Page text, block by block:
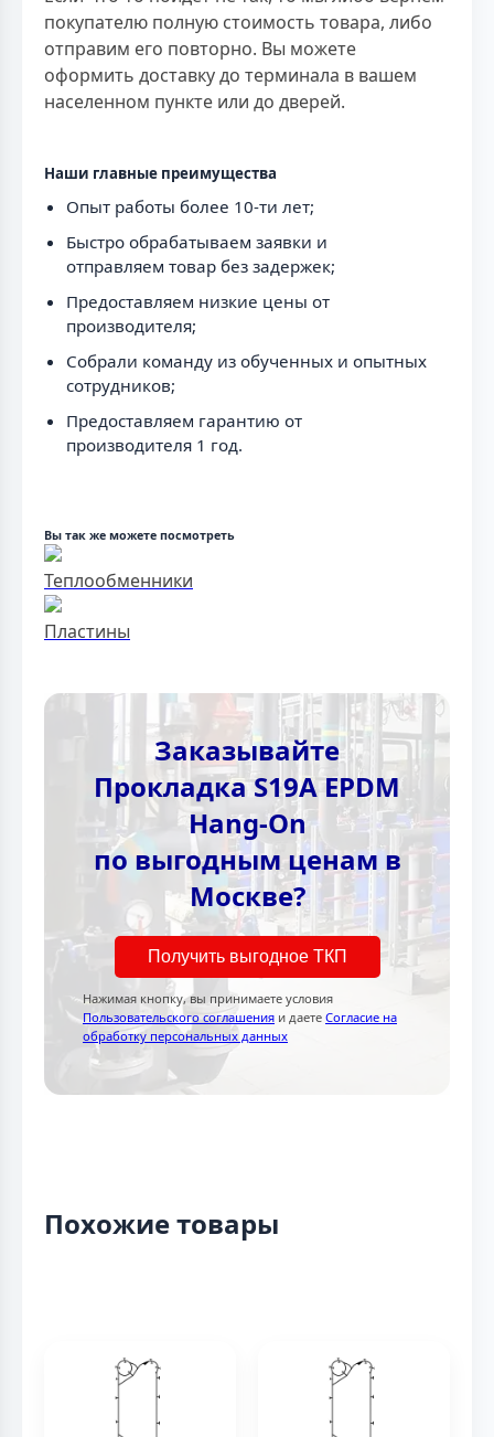
покупателю полную стоимость товара, либо
отправим его повторно. Вы можете
оформить доставку до терминала в вашем
населенном пункте или до дверей.
Наши главные преимущества
Опыт работы более 10-ти лет;
Быстро обрабатываем заявки и
отправляем товар без задержек;
Предоставляем низкие цены от
производителя;
Собрали команду из обученных и опытных
сотрудников;
Предоставляем гарантию от
производителя 1 год.
Вы так же можете посмотреть
Теплообменники
Пластины
Заказывайте
Прокладка S19A EPDM
Hang-On
по выгодным ценам в
Москве?
Получить выгодное ТКП
Нажимая кнопку, вы принимаете условия
Пользовательского соглашения и даете Согласие на
обработку персональных данных
Похожие товары